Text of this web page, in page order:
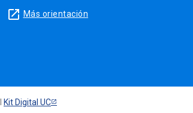
launch Más orientación
Kit Digital UC